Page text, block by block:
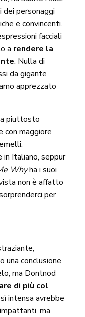
dei personaggi
e convincenti.
facciali
a rendere la
. Nulla di
da gigante
apprezzato
piuttosto
con maggiore
in Italiano, seppur
Whyha i suoi
non è affatto
per
una conclusione
ma Dontnod
di più col
intensa avrebbe
ma